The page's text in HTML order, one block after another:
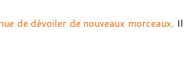
de dévoiler de nouveaux morceaux. Il